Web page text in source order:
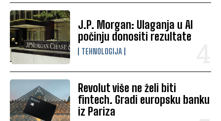
J.P. Morgan: Ulaganja u AI
počinju donositi rezultate
TEHNOLOGIJA
Revolut više ne želi biti
fintech. Gradi europsku banku
iz Pariza